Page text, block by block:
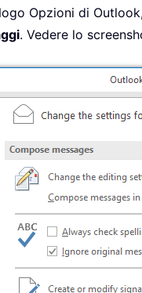
Opzioni di
. Vedere lo